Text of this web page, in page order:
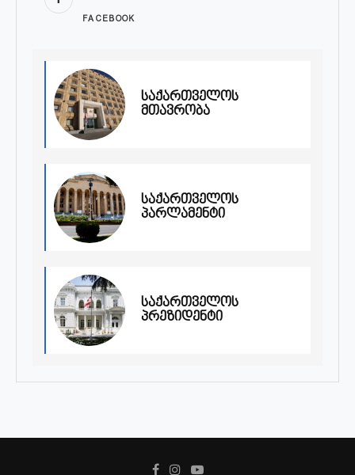
FACEBOOK
საქართველოს
მთავრობა
საქართველოს
პარლამენტი
საქართველოს
პრეზიდენტი